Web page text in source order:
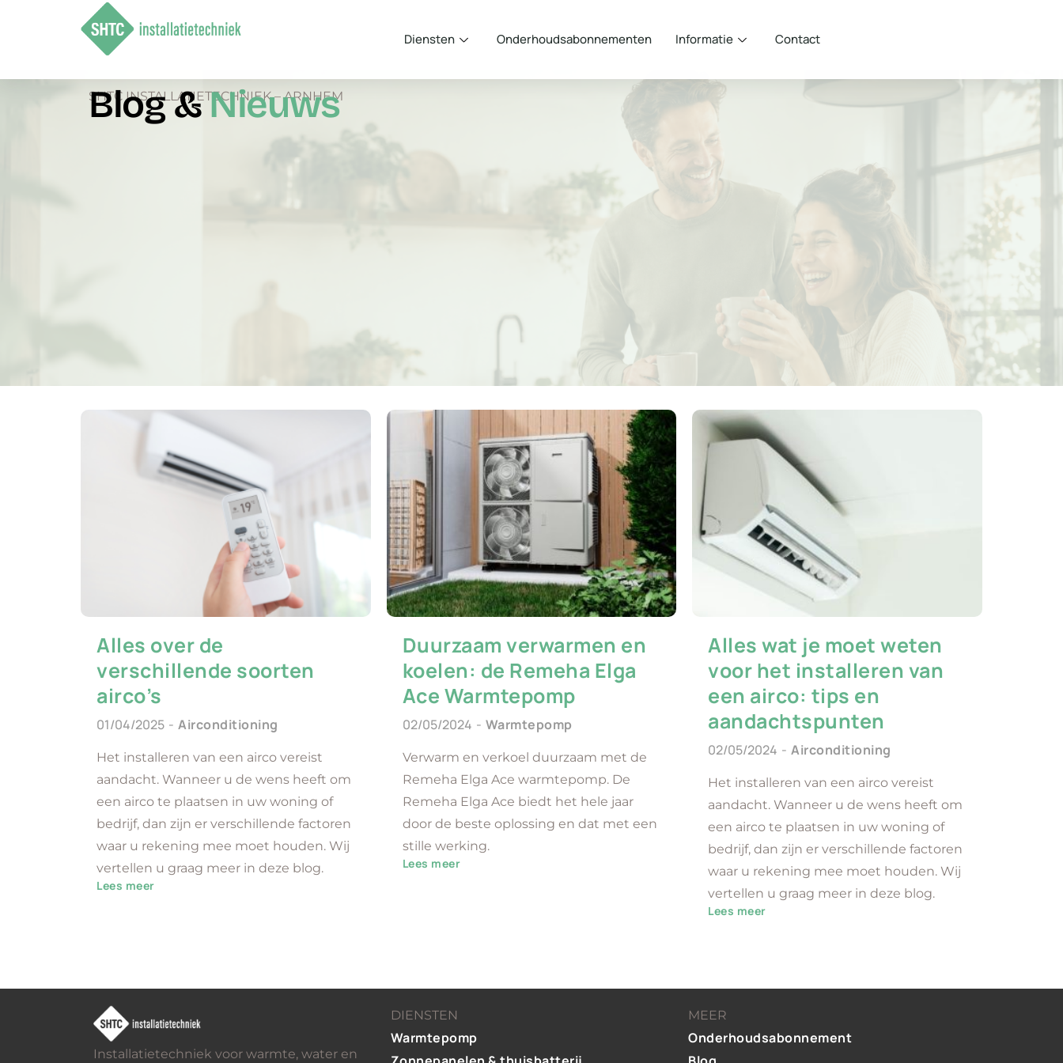
Diensten Onderhoudsabonnementen Informatie Contact
SHTC INSTALLATIETECHNIEK – ARNHEM
Blog &Nieuws
Alles over de
verschillende soorten
airco’s
01/04/2025 Airconditioning
Het installeren van een airco vereist
aandacht. Wanneer u de wens heeft om
een airco te plaatsen in uw woning of
bedrijf, dan zijn er verschillende factoren
waar u rekening mee moet houden. Wij
vertellen u graag meer in deze blog.
Lees meer
Duurzaam verwarmen en
koelen: de Remeha Elga
Ace Warmtepomp
02/05/2024 Warmtepomp
Verwarm en verkoel duurzaam met de
Remeha Elga Ace warmtepomp. De
Remeha Elga Ace biedt het hele jaar
door de beste oplossing en dat met een
stille werking.
Lees meer
Alles wat je moet weten
voor het installeren van
een airco: tips en
aandachtspunten
02/05/2024 Airconditioning
Het installeren van een airco vereist
aandacht. Wanneer u de wens heeft om
een airco te plaatsen in uw woning of
bedrijf, dan zijn er verschillende factoren
waar u rekening mee moet houden. Wij
vertellen u graag meer in deze blog.
Lees meer
Installatietechniek voor warmte, water en
DIENSTEN
Warmtepomp
MEER
Onderhoudsabonnement